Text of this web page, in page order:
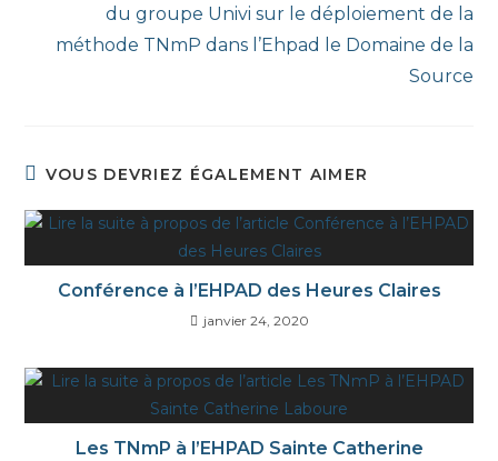
du groupe Univi sur le déploiement de la
méthode TNmP dans l’Ehpad le Domaine de la
Source
VOUS DEVRIEZ ÉGALEMENT AIMER
Conférence à l’EHPAD des Heures Claires
janvier 24, 2020
Les TNmP à l’EHPAD Sainte Catherine